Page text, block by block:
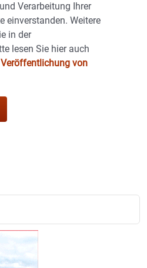
Verarbeitung Ihrer
einverstanden. Weitere
in der
lesen Sie hier auch
von